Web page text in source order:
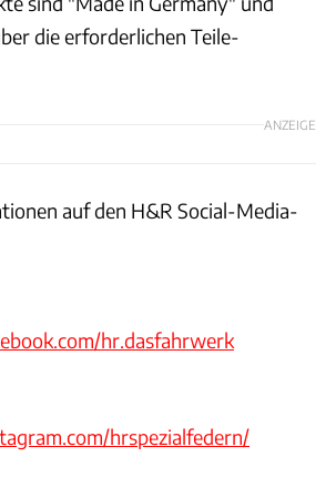
die erforderlichen Teile-
ANZEIGE
auf den H&R Social-Media-
hr.dasfahrwerk
hrspezialfedern/